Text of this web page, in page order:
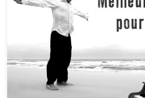
Pour commencer la nouvelle année, j’ai envie
Domenico Curcio, accessoirement animateur/
l’Espace Public Numérique Clic et Tic (Tubize).
mieux que moi de Domenico… ainsi, je
vous le présenter. « Il s’appelle Domenico
que c’est un artiste talentueux, compositeur